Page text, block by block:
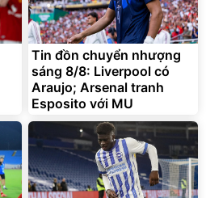
Tin đồn chuyển nhượng
sáng 8/8: Liverpool có
Araujo; Arsenal tranh
Esposito với MU